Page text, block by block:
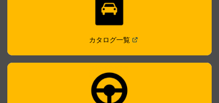
カタログ一覧( Open in a new window